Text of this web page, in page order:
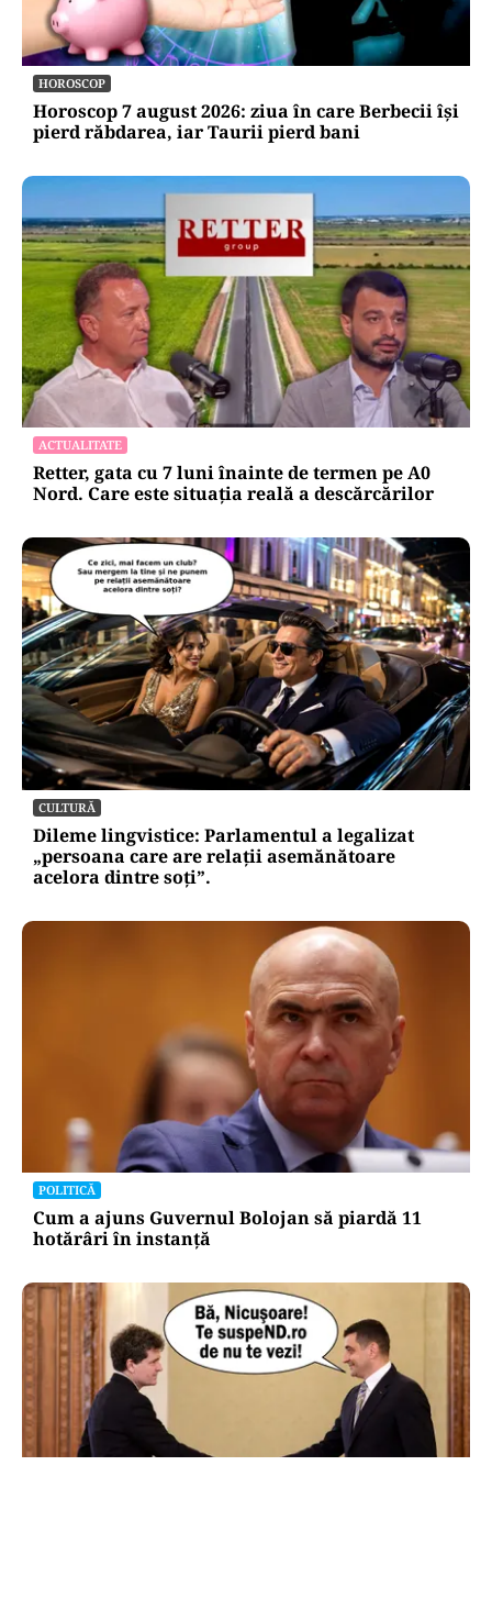
HOROSCOP
Horoscop 7 august 2026: ziua în care Berbecii își
pierd răbdarea, iar Taurii pierd bani
ACTUALITATE
Retter, gata cu 7 luni înainte de termen pe A0
Nord. Care este situația reală a descărcărilor
CULTURĂ
Dileme lingvistice: Parlamentul a legalizat
„persoana care are relații asemănătoare
acelora dintre soți”.
POLITICĂ
Cum a ajuns Guvernul Bolojan să piardă 11
hotărâri în instanță